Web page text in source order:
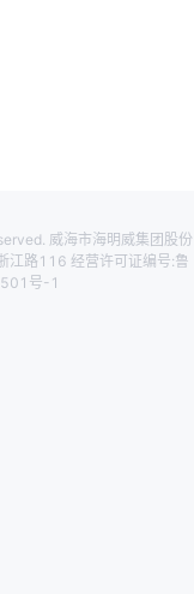
威海市海明威集团股份
路116 经营许可证编号:鲁
号-1